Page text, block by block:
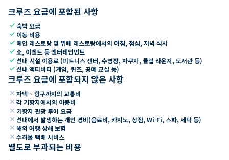
크루즈 요금에 포함된 사항
check숙박 요금
check 이동 비용
check 메인 레스토랑 및 뷔페 레스토랑에서의 아침, 점심, 저녁 식사
check쇼, 이벤트 등 엔터테인먼트
check선내 시설 이용료 (피트니스 센터, 수영장, 자쿠지, 클럽 라운지, 도서관 등)
check선내 액티비티 (게임, 퀴즈, 공예 교실 등)
크루즈 요금에 포함되지 않은 사항
close 자택 ~ 항구까지의 교통비
close 각 기항지에서의 이동비
close 기항지 관광 투어 요금
close 선내에서 발생하는 개인 경비(음료비, 카지노, 상점, Wi-Fi, 스파, 세탁 등)
close 해외 여행 상해 보험
close 수하물 택배 서비스
별도로 부과되는 비용